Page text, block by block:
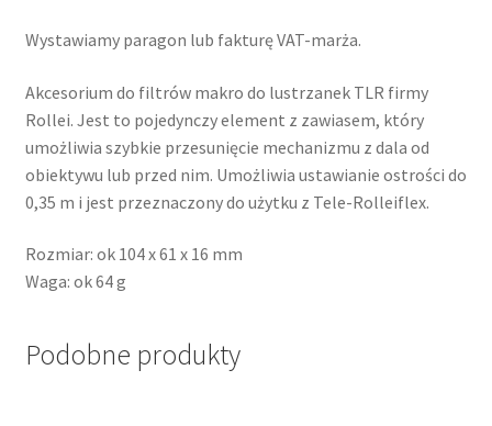
Wystawiamy paragon lub fakturę VAT-marża.
Akcesorium do filtrów makro do lustrzanek TLR firmy
Rollei. Jest to pojedynczy element z zawiasem, który
umożliwia szybkie przesunięcie mechanizmu z dala od
obiektywu lub przed nim. Umożliwia ustawianie ostrości do
0,35 m i jest przeznaczony do użytku z Tele-Rolleiflex.
Rozmiar: ok 104 x 61 x 16 mm
Waga: ok 64 g
Podobne produkty